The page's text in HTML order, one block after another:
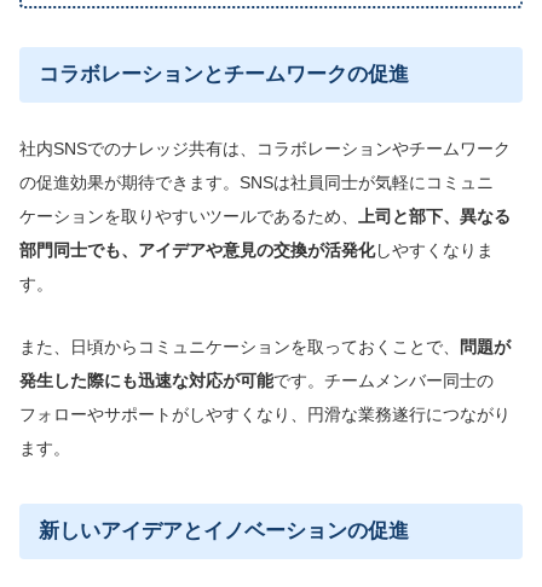
コラボレーションとチームワークの促進
社内SNSでのナレッジ共有は、コラボレーションやチームワーク
の促進効果が期待できます。SNSは社員同士が気軽にコミュニ
ケーションを取りやすいツールであるため、
上司と部下、 異なる
部門同士でも、アイデアや意見の交換が活発化しやすくなりま
す。
また、日頃からコミュニケーションを取っておくことで、
問題が
発生した際にも迅速な対応が可能です。チームメンバー同士の
フォローやサポートがしやすくなり、円滑な業務遂行につながり
ます。
新しいアイデアとイノベーションの促進